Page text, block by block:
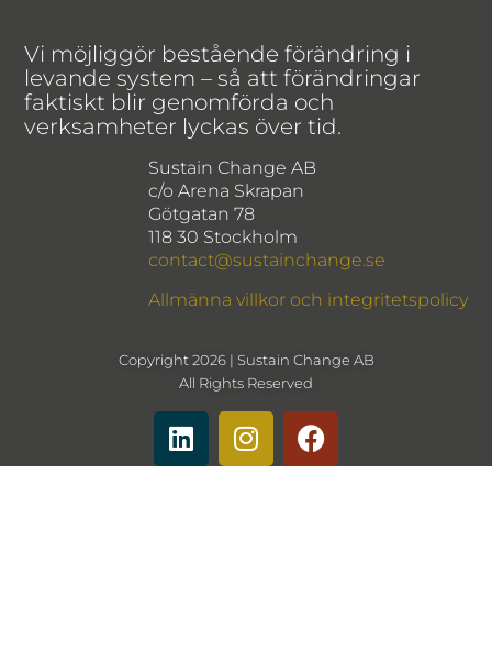
Vi möjliggör bestående förändring i
levande system – så att förändringar
faktiskt blir genomförda och
verksamheter lyckas över tid.
Sustain Change AB
c/o Arena Skrapan
Götgatan 78
118 30 Stockholm
contact@sustainchange.se
Allmänna villkor och integritetspolicy
Copyright 2026 | Sustain Change AB
All Rights Reserved